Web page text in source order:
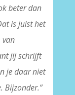
beter dan
is juist het
van
jij schrijft
je daar niet
Bijzonder.”